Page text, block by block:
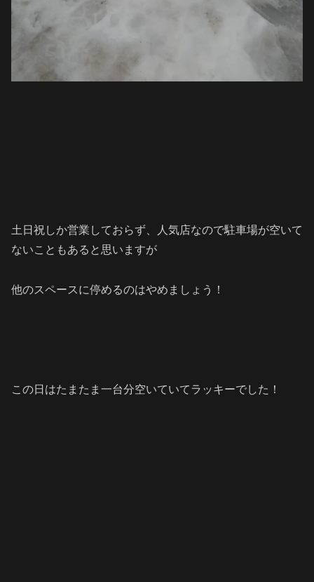
土日祝しか営業しておらず、人気店なので駐車場が空いて
ないこともあると思いますが
他のスペースに停めるのはやめましょう！
この日はたまたま一台分空いていてラッキーでした！